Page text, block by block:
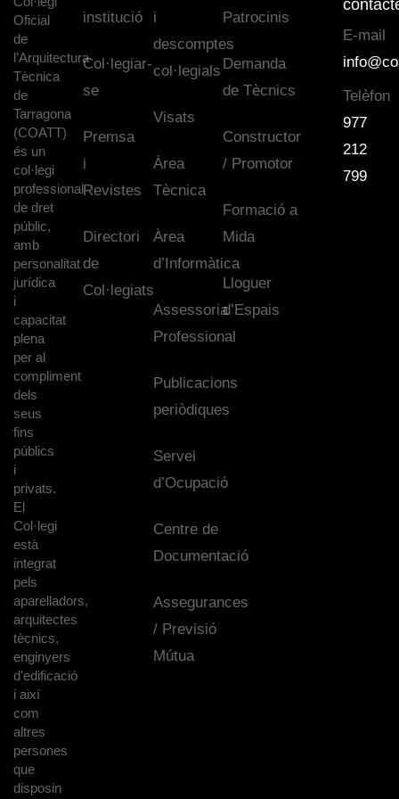
Oficial
de
l’Arquitectura
Tècnica
de
Tarragona
(COATT)
és un
col·legi
professional
de dret
públic,
amb
personalitat
jurídica
i
capacitat
plena
per al
compliment
dels
seus
fins
públics
i
privats.
El
Col·legi
està
integrat
pels
aparelladors,
arquitectes
tècnics,
enginyers
d'edificació
i així
com
altres
persones
que
disposin
institució
Col·legiar-
se
Premsa
i
Revistes
Directori
de
Col·legiats
i
descomptes
col·legials
Visats
Àrea
Tècnica
Àrea
d’Informàtica
Assessoria
Professional
Publicacions
periòdiques
Servei
d’Ocupació
Centre de
Documentació
Assegurances
/ Previsió
Mútua
Patrocinis
Demanda
de Tècnics
Constructor
/ Promotor
Formació a
Mida
Lloguer
d’Espais
E-mail
Telèfon
977
212
799